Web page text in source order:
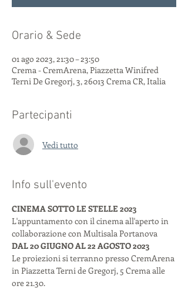
Orario & Sede
01 ago 2023, 21:30 – 23:50
Crema - CremArena, Piazzetta Winifred
Terni De Gregorj, 3, 26013 Crema CR, Italia
Partecipanti
Vedi tutto
Info sull'evento
CINEMA SOTTO LE STELLE 2023
L'appuntamento con il cinema all'aperto in
collaborazione con Multisala Portanova
DAL 20 GIUGNO AL 22 AGOSTO 2023
Le proiezioni si terranno presso CremArena
in Piazzetta Terni de Gregorj, 5 Crema alle
ore 21.30.